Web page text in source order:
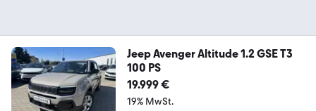
Jeep Avenger Altitude 1.2 GSE T3
100 PS
19.999 €
19% MwSt.